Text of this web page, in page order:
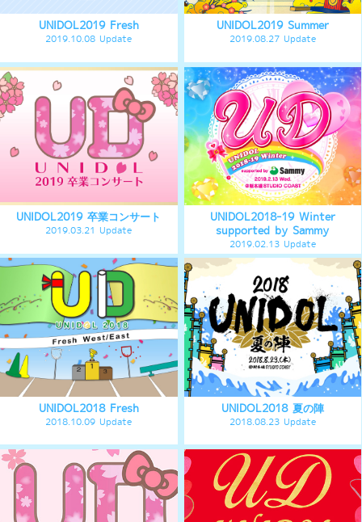
UNIDOL2018 Fresh
2018.10.09 Update
UNIDOL2018 夏の陣
2018.08.23 Update
UNIDOL2018 卒業コンサート in サ
2018.03.21 Update
UNIDOL2017-18 Valentine
2018.02.14 Update
UNIDOL2017 Fresh South/North
2017.10.16 Update
UNIDOL2017 Summer
2017.08.29 Update